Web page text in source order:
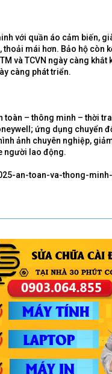
với quần áo cảm biến,
mái hơn. Bảo hộ còn
và TCVN ngày càng
càng phát triển.
– thông minh – thời
ứng dụng chuyển
ảnh chuyên nghiệp,
người lao động.
an-toan-va-thong-